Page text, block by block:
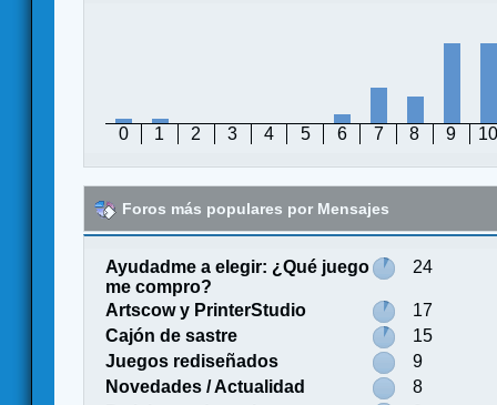
0 1 2 3 4 5 6 7 8 9 10
Foros más populares por Mensajes
Ayudadme a elegir: ¿Qué juego
me compro?
24
Artscow y PrinterStudio
17
Cajón de sastre
15
Juegos rediseñados
9
Novedades / Actualidad
8